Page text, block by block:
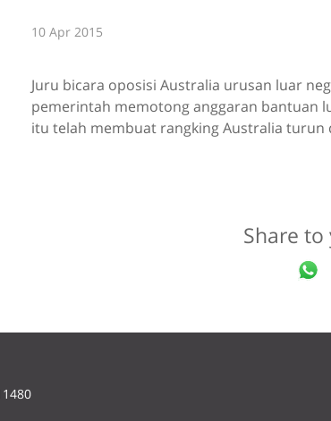
10 Apr 2015
Juru bicara oposisi Australia urusan luar
pemerintah memotong anggaran bantuan
itu telah membuat rangking Australia turun
Share